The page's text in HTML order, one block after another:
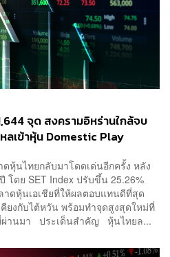
จุด สงครามอิหร่านใกล้จบ
ลเข้าหุ้น Domestic Play
หุ้นไทยกลับมาโดดเด่นอีกครั้ง หลัง
โดย SET Index ปรับขึ้น 25.26%
ดหุ้นเอเชียที่ให้ผลตอบแทนดีที่สุด
ยงกับไต้หวัน พร้อมทำจุดสูงสุดใหม่ที่
ผ่านมา ประเด็นสำคัญ หุ้นไทยล...